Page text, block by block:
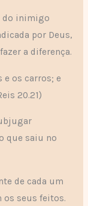
do inimigo
por Deus,
a diferença.
e os carros; e
20.21)
que saiu no
de cada um
os seus feitos.